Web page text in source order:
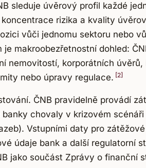
sleduje úvěrový profil každé
rizika a kvality
vůči jednomu sektoru nebo
je makroobezřetnostní dohled:
nemovitostí, korporátních úvěrů,
nebo úpravy regulace. [2]
ČNB pravidelně provádí
chovaly v krizovém
Vstupními daty pro
údaje bank a další regulatorní
jako součást Zprávy o finanční